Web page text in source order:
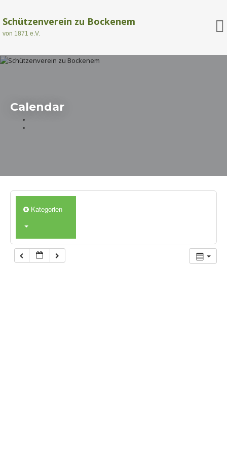
Schützenverein zu Bockenem
von 1871 e.V.
Calendar
Kategorien